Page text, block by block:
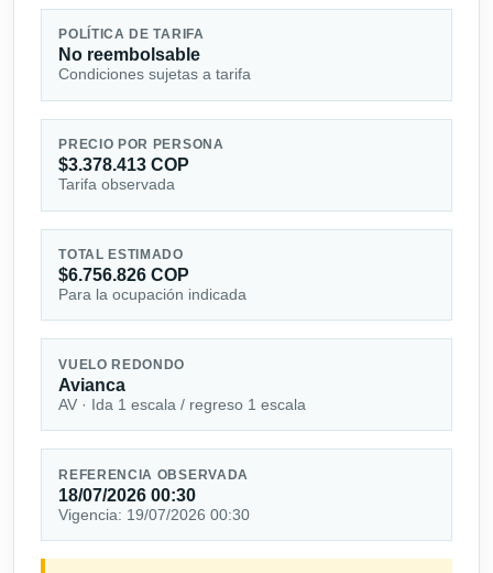
POLÍTICA DE TARIFA
No reembolsable
Condiciones sujetas a tarifa
PRECIO POR PERSONA
$3.378.413 COP
Tarifa observada
TOTAL ESTIMADO
$6.756.826 COP
Para la ocupación indicada
VUELO REDONDO
Avianca
AV · Ida 1 escala / regreso 1 escala
REFERENCIA OBSERVADA
18/07/2026 00:30
Vigencia: 19/07/2026 00:30